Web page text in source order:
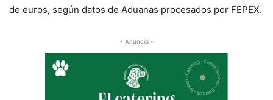
de euros, según datos de Aduanas procesados por FEPEX.
- Anuncio -